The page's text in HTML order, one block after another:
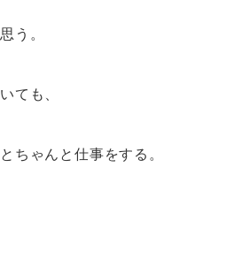
う。
ても、
ちゃんと仕事をする。